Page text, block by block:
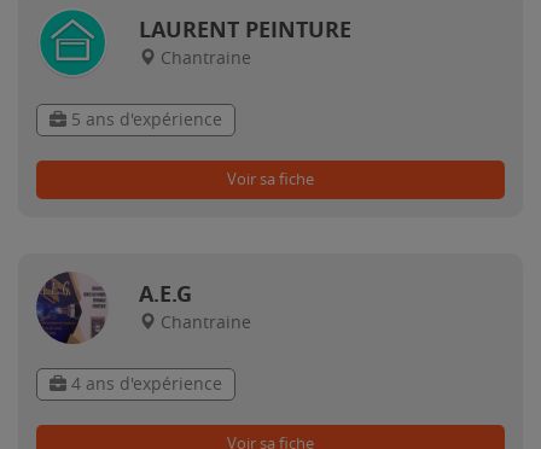
LAURENT PEINTURE
Chantraine
5 ans d'expérience
Voir sa fiche
A.E.G
Chantraine
4 ans d'expérience
Voir sa fiche